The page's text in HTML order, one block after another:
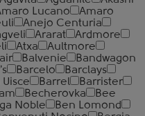
Lucano
Amaro
Anejo Centuria
Ararat
Ardmore
Atxa
Aultmore
Balvenie
Bandwagon
Barcelo
Barclays
Uisce Barrel
Barrister
Becherovka
Bee
Noble
Ben Lomond